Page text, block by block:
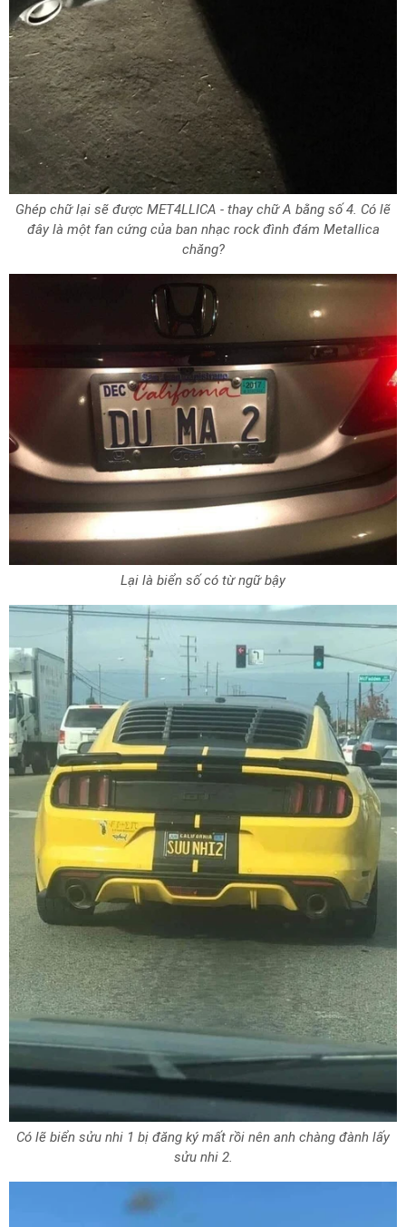
Ghép chữ lại sẽ được MET4LLICA - thay chữ A bằng số 4. Có lẽ
đây là một fan cứng của ban nhạc rock đình đám Metallica
chăng?
Lại là biển số có từ ngữ bậy
Có lẽ biển sửu nhi 1 bị đăng ký mất rồi nên anh chàng đành lấy
sửu nhi 2.